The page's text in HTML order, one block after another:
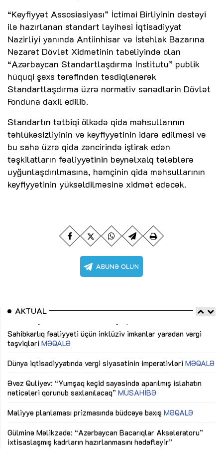
“Keyfiyyət Assosiasiyası” İctimai Birliyinin dəstəyi
ilə hazırlanan standart layihəsi İqtisadiyyat
Nazirliyi yanında Antiinhisar və İstehlak Bazarına
Nəzarət Dövlət Xidmətinin tabeliyində olan
“Azərbaycan Standartlaşdırma İnstitutu” publik
hüquqi şəxs tərəfindən təsdiqlənərək
Standartlaşdırma üzrə normativ sənədlərin Dövlət
Fonduna daxil edilib.
Standartın tətbiqi ölkədə qida məhsullarının
təhlükəsizliyinin və keyfiyyətinin idarə edilməsi və
bu sahə üzrə qida zəncirində iştirak edən
təşkilatların fəaliyyətinin beynəlxalq tələblərə
uyğunlaşdırılmasına, həmçinin qida məhsullarının
keyfiyyətinin yüksəldilməsinə xidmət edəcək.
AKTUAL
Sahibkarlıq fəaliyyəti üçün inklüziv imkanlar yaradan vergi
təşviqləriMƏQALƏ
Dünya iqtisadiyyatında vergi siyasətinin imperativləri MƏQALƏ
Əvəz Quliyev: “Yumşaq keçid sayəsində aparılmış islahatın
nəticələri qorunub saxlanılacaq”MÜSAHİBƏ
Maliyyə planlaması prizmasında büdcəyə baxış MƏQALƏ
Gülminə Məlikzadə: “Azərbaycan Bacarıqlar Akseleratoru”
ixtisaslaşmış kadrların hazırlanmasını hədəfləyir”